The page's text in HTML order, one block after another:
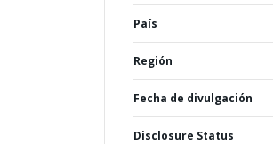
País
Región
Fecha de divulgación
Disclosure Status